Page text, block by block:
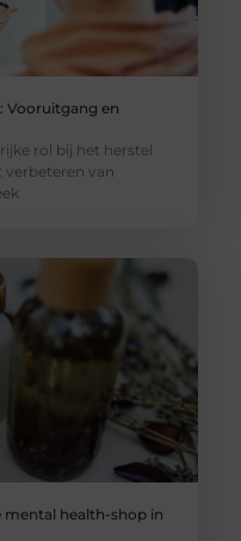
Vooruitgang en
rol bij het herstel
verbeteren van
health-shop in